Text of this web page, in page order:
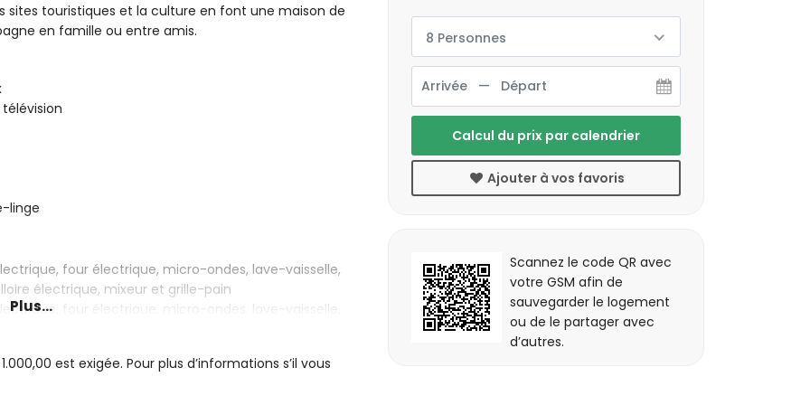
sites touristiques et la culture en font une maison de
en famille ou entre amis.
linge
four électrique, micro-ondes, lave-vaisselle,
électrique, mixeur et grille-pain
four électrique, micro-ondes, lave-vaisselle,
Plus...
est exigée. Pour plus d’informations s’il vous
8 Personnes
Calcul du prix par calendrier
Ajouter à vos favoris
Scannez le code QR avec
votre GSM afin de
sauvegarder le logement
ou de le partager avec
d’autres.